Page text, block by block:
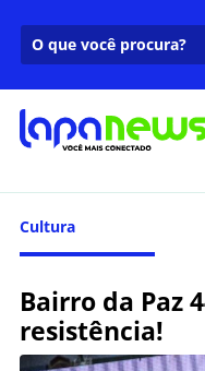
Cultura
Bairro da Paz
resistência!